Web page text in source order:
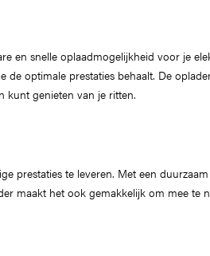
en snelle oplaadmogelijkheid voor je
optimale prestaties behaalt. De
kunt genieten van je ritten.
prestaties te leveren. Met een
maakt het ook gemakkelijk om mee te